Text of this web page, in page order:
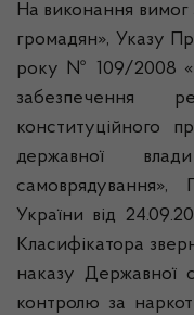
На виконання
громадян», Указу
року № 109/2008
забезпечення
конституційного
державної
самоврядування»,
України від
Класифікатора
наказу Державної
контролю за